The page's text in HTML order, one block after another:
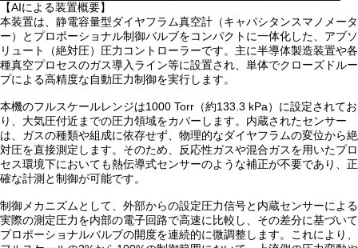
【AIによる装置概要】
本装置は、静電容量型ダイヤフラム真空計（キャパシタンスマノメータ
ー）とプロポーショナル制御バルブをコンパクトに一体化した、アブソ
リュート（絶対圧）圧力コントローラーです。主に半導体製造装置や各
種真空プロセスのガス導入ライン等に設置され、単体でクローズドルー
プによる高精度な自動圧力制御を実行します。
本機のフルスケールレンジは1000 Torr（約133.3 kPa）に設定されてお
り、大気圧付近までの圧力領域をカバーします。内蔵されたセンサー
は、ガスの種類や組成に依存せず、物理的なダイヤフラムの変位から絶
対圧を直接測定します。そのため、反応性ガスや混合ガスを用いたプロ
セス環境下においても熱伝導式センサーのような補正が不要であり、正
確な計測と制御が可能です。
制御メカニズムとして、外部からの設定圧力信号と内蔵センサーによる
実際の測定圧力を内部の電子回路で高速に比較し、その差分に基づいて
プロポーショナルバルブの開度を連続的に微調整します。これにより、